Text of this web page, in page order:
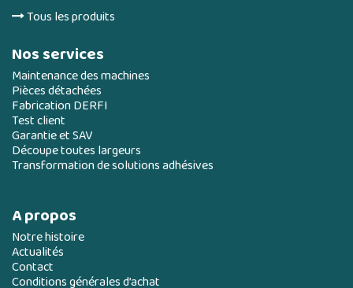
Tous les produits
Nos services
Maintenance des machines
Pièces détachées
Fabrication DERFI
Test client
Garantie et SAV
Découpe toutes largeurs
Transformation de solutions adhésives
A propos
Notre histoire
Actualités
Contact
Conditions générales d’achat